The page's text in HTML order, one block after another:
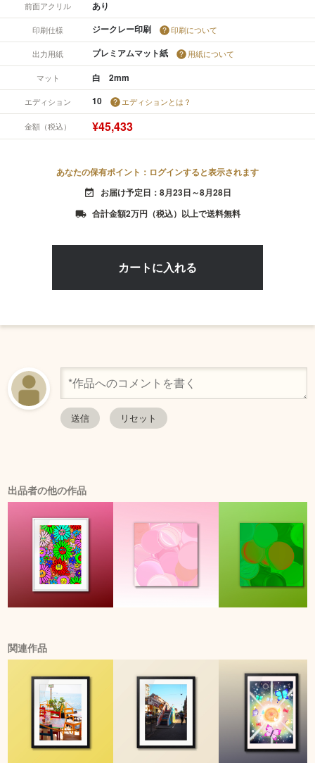
前面アクリル あり
印刷仕様 ジークレー印刷 印刷について
出力用紙 プレミアムマット紙 用紙について
マット 白 2mm
エディション 10 エディションとは？
金額（税込） ¥45,433
あなたの保有ポイント：ログインすると表示されます
event_available お届け予定日：8月23日～8月28日
local_shipping 合計金額2万円（税込）以上で送料無料
出品者の他の作品
関連作品